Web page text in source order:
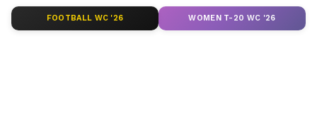
ಫೋನ್‌ಗಳವರೆಗೆ ಎಲ್ಲದರ ಮೇಲೂ ದೊಡ್ಡ ರಿಯಾಯಿತಿಗಳಿವೆ.
ಆ ಡೀಲ್‌ಗಳು ಯಾವುವು, ಎಷ್ಟು ಅಗ್ಗವಾಗಿ ಫೋನ್‌ಗಳು
FOOTBALL WC '26 WOMEN T-20 WC '26